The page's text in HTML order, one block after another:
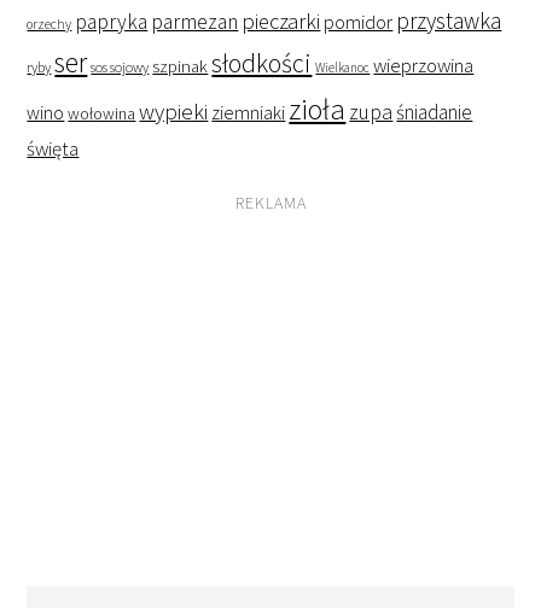
orzechy papryka parmezan pieczarki pomidor przystawka
ryby ser sos sojowy szpinaksłodkości Wielkanoc wieprzowina
wino wołowina wypieki ziemniaki zioła zupaśniadanie
święta
REKLAMA